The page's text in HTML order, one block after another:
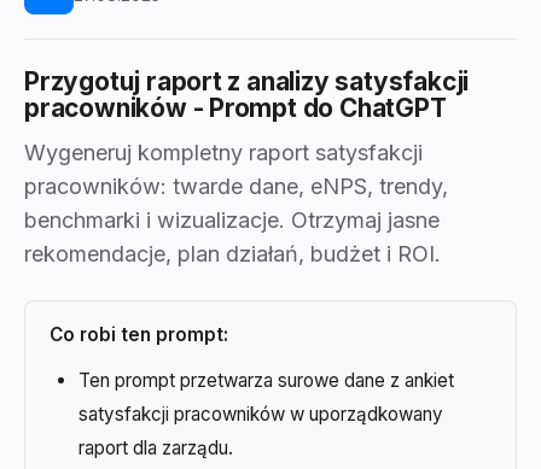
Przygotuj raport z analizy satysfakcji
pracowników- Prompt do ChatGPT
Wygeneruj kompletny raport satysfakcji
pracowników: twarde dane, eNPS, trendy,
benchmarki i wizualizacje. Otrzymaj jasne
rekomendacje, plan działań, budżet i ROI.
Co robi ten prompt:
Ten prompt przetwarza surowe dane z ankiet
satysfakcji pracowników w uporządkowany
raport dla zarządu.